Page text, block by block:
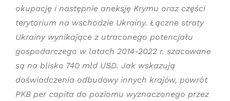
okupację i następnie aneksję Krymu oraz części
terytorium na wschodzie Ukrainy. Łączne straty
Ukrainy wynikające z utraconego potencjału
gospodarczego w latach 2014-2022 r. szacowane
są na blisko 740 mld USD. Jak wskazują
doświadczenia odbudowy innych krajów, powrót
PKB per capita do poziomu wyznaczonego przez